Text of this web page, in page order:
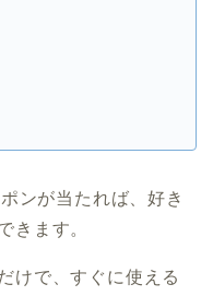
ンが当たれば、好き
きます。
けで、すぐに使える